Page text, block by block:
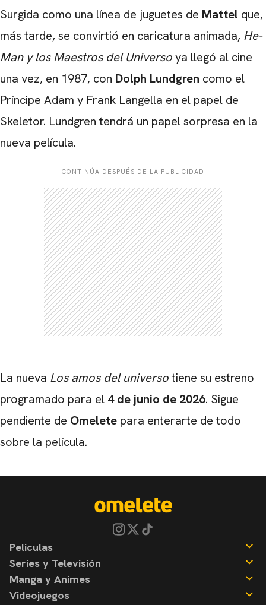
Surgida como una línea de juguetes de Mattel que,
más tarde, se convirtió en caricatura animada, He-
Man y los Maestros del Universoya llegó al cine
una vez, en 1987, con Dolph Lundgren como el
Príncipe Adam y Frank Langella en el papel de
Skeletor. Lundgren tendrá un papel sorpresa en la
nueva película.
CONTINÚA DESPUÉS DE LA PUBLICIDAD
La nueva Los amos del universotiene su estreno
programado para el 4 de junio de 2026. Sigue
pendiente de Omelete para enterarte de todo
sobre la película.
Peliculas
Reseñas
Series y Televisión
Noticias
Reseñas
Manga y Animes
Noticias
Videojuegos